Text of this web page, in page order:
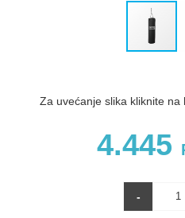
Za uvećanje slika kliknite
4.445